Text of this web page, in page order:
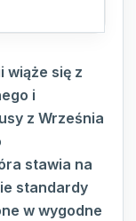
wiąże się z
i
z Września
stawia na
standardy
w wygodne